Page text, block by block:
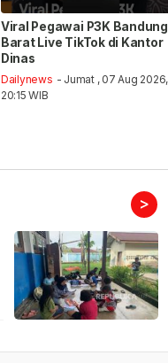
Viral Pegawai P3K Bandung
Barat Live TikTok di Kantor
Dinas
Dailynews - Jumat , 07 Aug 2026,
20:15 WIB
>